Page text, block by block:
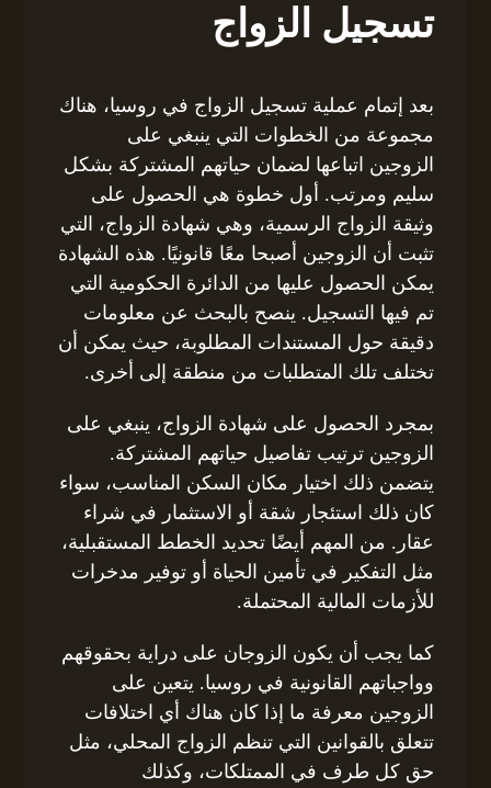
تسجيل الزواج
بعد إتمام عملية تسجيل الزواج في روسيا، هناك
مجموعة من الخطوات التي ينبغي على
الزوجين اتباعها لضمان حياتهم المشتركة بشكل
سليم ومرتب. أول خطوة هي الحصول على
وثيقة الزواج الرسمية، وهي شهادة الزواج، التي
تثبت أن الزوجين أصبحا معًا قانونيًا. هذه الشهادة
يمكن الحصول عليها من الدائرة الحكومية التي
تم فيها التسجيل. ينصح بالبحث عن معلومات
دقيقة حول المستندات المطلوبة، حيث يمكن أن
تختلف تلك المتطلبات من منطقة إلى أخرى.
بمجرد الحصول على شهادة الزواج، ينبغي على
الزوجين ترتيب تفاصيل حياتهم المشتركة.
يتضمن ذلك اختيار مكان السكن المناسب، سواء
كان ذلك استئجار شقة أو الاستثمار في شراء
عقار. من المهم أيضًا تحديد الخطط المستقبلية،
مثل التفكير في تأمين الحياة أو توفير مدخرات
للأزمات المالية المحتملة.
كما يجب أن يكون الزوجان على دراية بحقوقهم
وواجباتهم القانونية في روسيا. يتعين على
الزوجين معرفة ما إذا كان هناك أي اختلافات
تتعلق بالقوانين التي تنظم الزواج المحلي، مثل
حق كل طرف في الممتلكات، وكذلك